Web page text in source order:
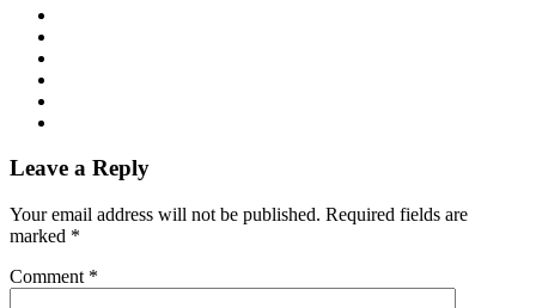
Leave a Reply
Your email address will not be published. Required fields are
marked *
Comment *